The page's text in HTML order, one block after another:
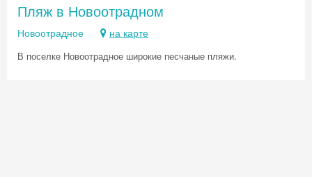
Пляж в Новоотрадном
Новоотрадное на карте
В поселке Новоотрадное широкие песчаные пляжи.